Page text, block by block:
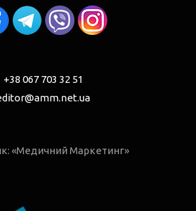
+38 067 703 32 51
«Медичний Маркетинг»